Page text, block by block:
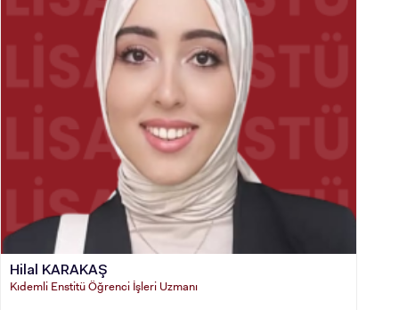
LİSANSÜSTÜ EĞİTİM ENSTİTÜSÜ
ADAYLARI
ÖNLİSANS ve
LİSANS ADAY ÖĞRENCİ
Hilal KARAKAŞ
Kıdemli Enstitü Öğrenci İşleri Uzmanı